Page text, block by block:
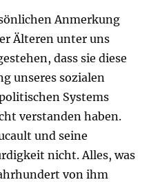
Anmerkung
Älteren unter uns
dass sie diese
unseres sozialen
Systems
verstanden haben.
und seine
nicht. Alles, was
von ihm